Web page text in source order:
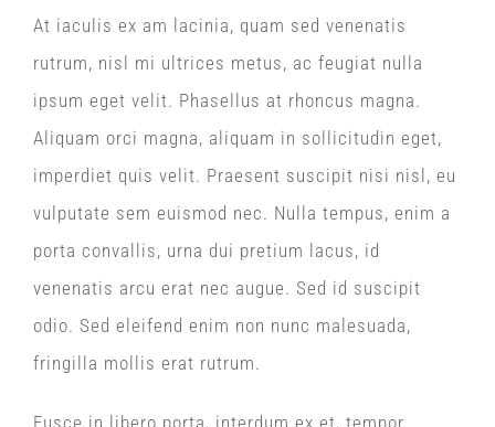
At iaculis ex am lacinia, quam sed venenatis
rutrum, nisl mi ultrices metus, ac feugiat nulla
ipsum eget velit. Phasellus at rhoncus magna.
Aliquam orci magna, aliquam in sollicitudin eget,
imperdiet quis velit. Praesent suscipit nisi nisl, eu
vulputate sem euismod nec. Nulla tempus, enim a
porta convallis, urna dui pretium lacus, id
venenatis arcu erat nec augue. Sed id suscipit
odio. Sed eleifend enim non nunc malesuada,
fringilla mollis erat rutrum.
Fusce in libero porta, interdum ex et, tempor